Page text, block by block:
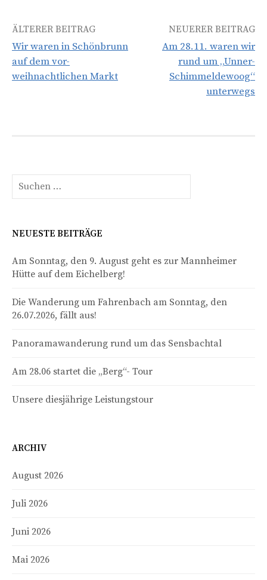
Beitrags-
Navigation
ÄLTERER BEITRAG
Wir waren in Schönbrunn
auf dem vor-
weihnachtlichen Markt
NEUERER BEITRAG
Am 28.11. waren wir
rund um „Unner-
Schimmeldewoog“
unterwegs
Suchen
nach:
NEUESTE BEITRÄGE
Am Sonntag, den 9. August geht es zur Mannheimer
Hütte auf dem Eichelberg!
Die Wanderung um Fahrenbach am Sonntag, den
26.07.2026, fällt aus!
Panoramawanderung rund um das Sensbachtal
Am 28.06 startet die „Berg“- Tour
Unsere diesjährige Leistungstour
ARCHIV
August 2026
Juli 2026
Juni 2026
Mai 2026